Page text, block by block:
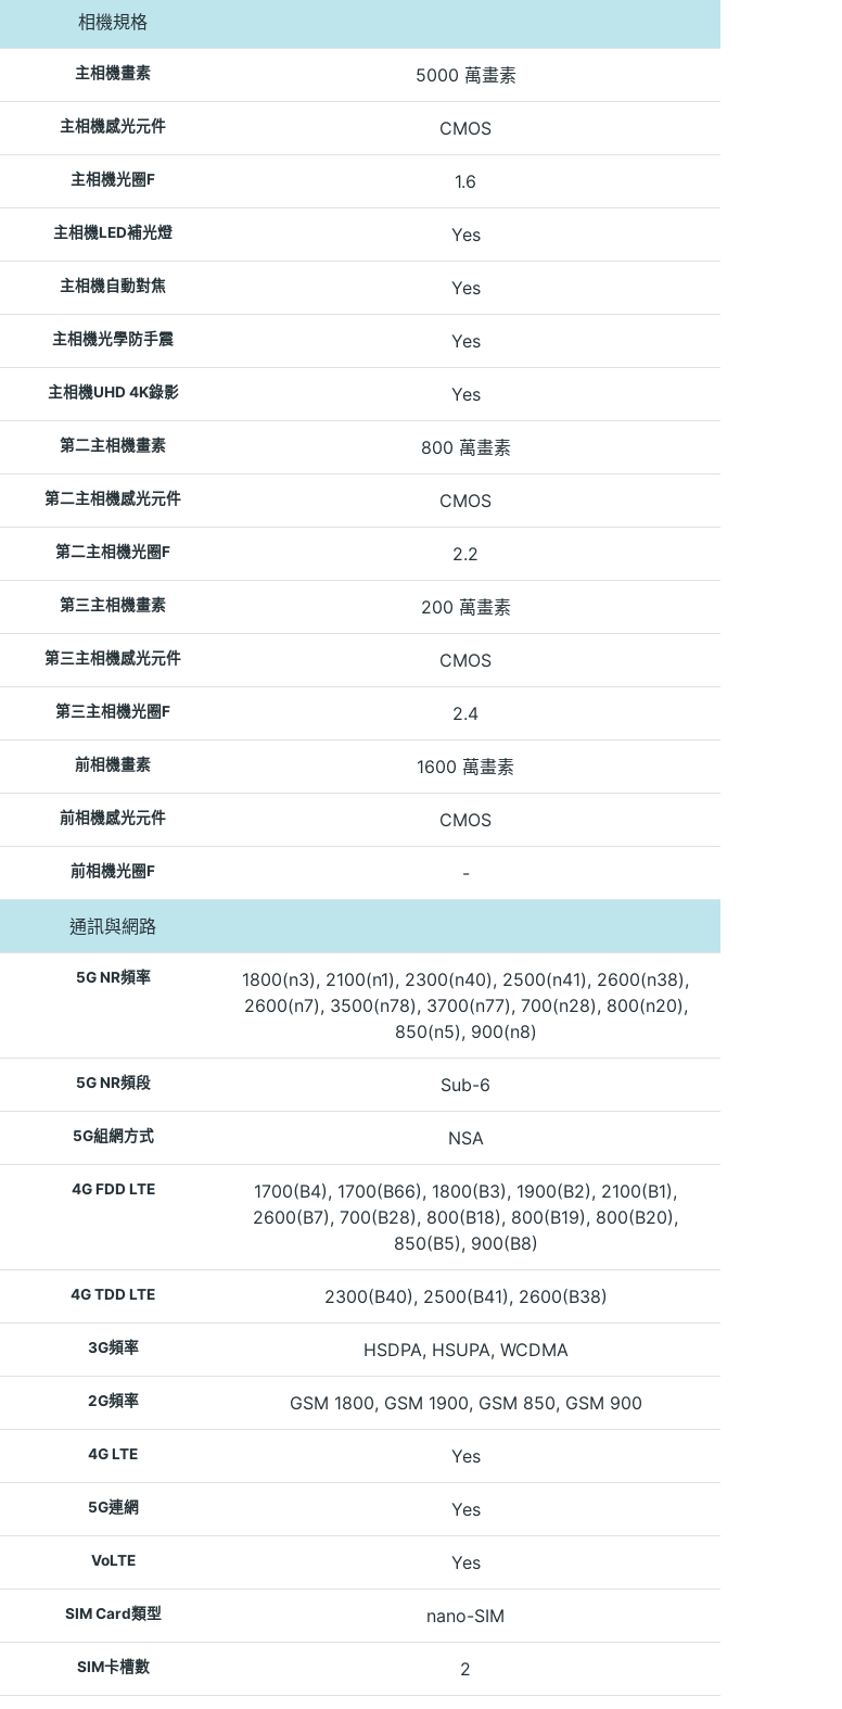
相機規格
主相機畫素 5000 萬畫素
主相機感光元件 CMOS
主相機光圈F 1.6
主相機LED補光燈 Yes
主相機自動對焦 Yes
主相機光學防手震 Yes
主相機UHD 4K錄影 Yes
第二主相機畫素 800 萬畫素
第二主相機感光元件 CMOS
第二主相機光圈F 2.2
第三主相機畫素 200 萬畫素
第三主相機感光元件 CMOS
第三主相機光圈F 2.4
前相機畫素 1600 萬畫素
前相機感光元件 CMOS
前相機光圈F -
通訊與網路
5G NR頻率
1800(n3), 2100(n1), 2300(n40), 2500(n41), 2600(n38),
2600(n7), 3500(n78), 3700(n77), 700(n28), 800(n20),
850(n5), 900(n8)
5G NR頻段 Sub-6
5G組網方式 NSA
4G FDD LTE
1700(B4), 1700(B66), 1800(B3), 1900(B2), 2100(B1),
2600(B7), 700(B28), 800(B18), 800(B19), 800(B20),
850(B5), 900(B8)
4G TDD LTE 2300(B40), 2500(B41), 2600(B38)
3G頻率 HSDPA, HSUPA, WCDMA
2G頻率 GSM 1800, GSM 1900, GSM 850, GSM 900
4G LTE Yes
5G連網 Yes
VoLTE Yes
SIM Card類型 nano-SIM
SIM卡槽數 2